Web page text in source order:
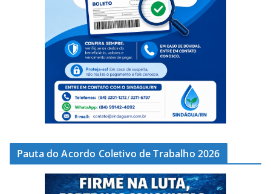
Pauta do Acordo Coletivo de Trabalho 2026